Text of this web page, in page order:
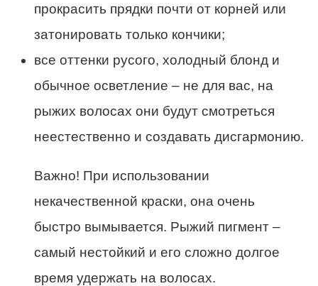
прокрасить прядки почти от корней или
затонировать только кончики;
все оттенки русого, холодный блонд и
обычное осветление – не для вас, на
рыжих волосах они будут смотреться
неестественно и создавать дисгармонию.
Важно! При использовании
некачественной краски, она очень
быстро вымывается. Рыжий пигмент –
самый нестойкий и его сложно долгое
время удержать на волосах.